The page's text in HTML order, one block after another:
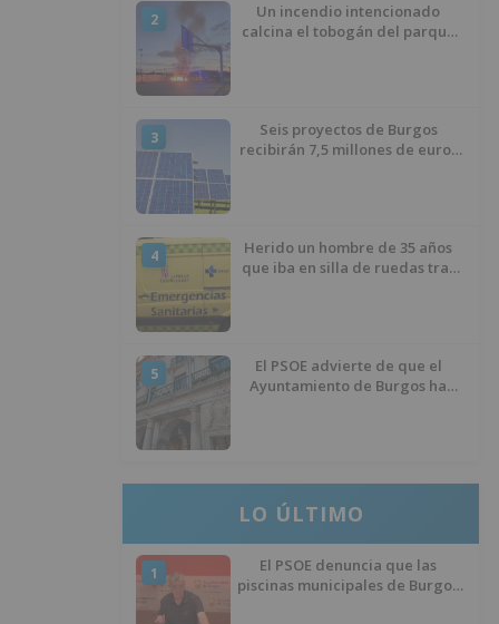
2
Un incendio intencionado
calcina el tobogán del parque
3
Seis proyectos de Burgos
recibirán 7,5 millones de euros
4
Herido un hombre de 35 años
que iba en silla de ruedas tras
5
El PSOE advierte de que el
Ayuntamiento de Burgos ha
LO ÚLTIMO
1
El PSOE denuncia que las
piscinas municipales de Burgos